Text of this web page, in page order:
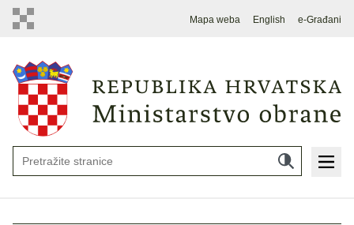
Mapa weba English e-Građani